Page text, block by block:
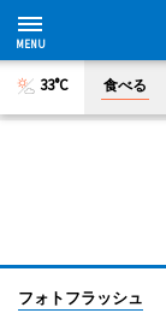
33°C 食べる
フォトフラッシュ